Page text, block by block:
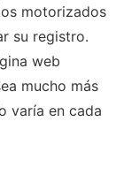
motorizados
su registro.
web
mucho más
varía en cada